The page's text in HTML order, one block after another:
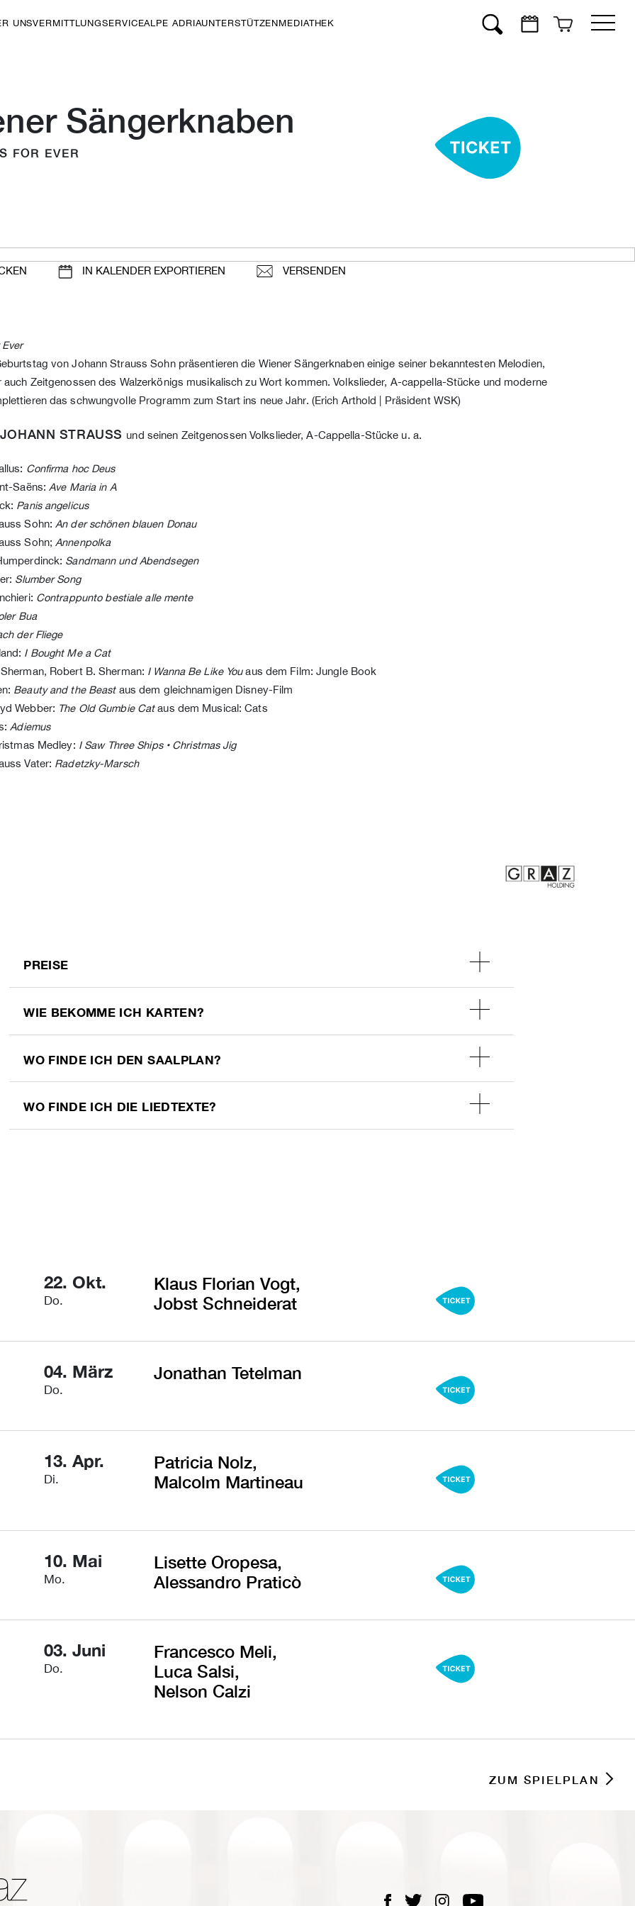
UNSVERMITTLUNGSERVICEALPE ADRIAUNTERSTÜTZENMEDIATHEK
Suchen
Sängerknaben
FOR EVER
IN KALENDER EXPORTIEREN VERSENDEN
von Johann Strauss Sohn präsentieren die Wiener Sängerknaben einige seiner bekanntesten Melodien,
auch Zeitgenossen des Walzerkönigs musikalisch zu Wort kommen. Volkslieder, A-cappella-Stücke und moderne
das schwungvolle Programm zum Start ins neue Jahr. (Erich Arthold | Präsident WSK)
JOHANN STRAUSS und seinen Zeitgenossen Volkslieder, A-Cappella-Stücke u. a.
Confirma hoc Deus
Saëns:Ave Maria in A
Panis angelicus
Sohn:An der schönen blauen Donau
Sohn;Annenpolka
Sandmann und Abendsegen
Slumber Song
Contrappunto bestiale alle mente
Bua
der Fliege
I Bought Me a Cat
Robert B. Sherman: I Wanna Be Like Youaus dem Film: Jungle Book
Beauty and the Beastaus dem gleichnamigen Disney-Film
Webber: The Old Gumbie Cataus dem Musical: Cats
Adiemus
Medley: I Saw Three Ships • Christmas Jig
Vater: Radetzky-Marsch
PREISE
WIE BEKOMME ICH KARTEN?
WO FINDE ICH DEN SAALPLAN?
WO FINDE ICH DIE LIEDTEXTE?
22. Okt.
Do.
Klaus Florian Vogt,
Jobst Schneiderat
04. März
Do.
Jonathan Tetelman
13. Apr.
Di.
Patricia Nolz,
Malcolm Martineau
10. Mai
Mo.
Lisette Oropesa,
Alessandro Praticò
03. Juni
Do.
Francesco Meli,
Luca Salsi,
Nelson Calzi
ZUM SPIELPLAN